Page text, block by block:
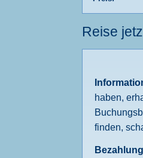
Reise
haben,
finden,